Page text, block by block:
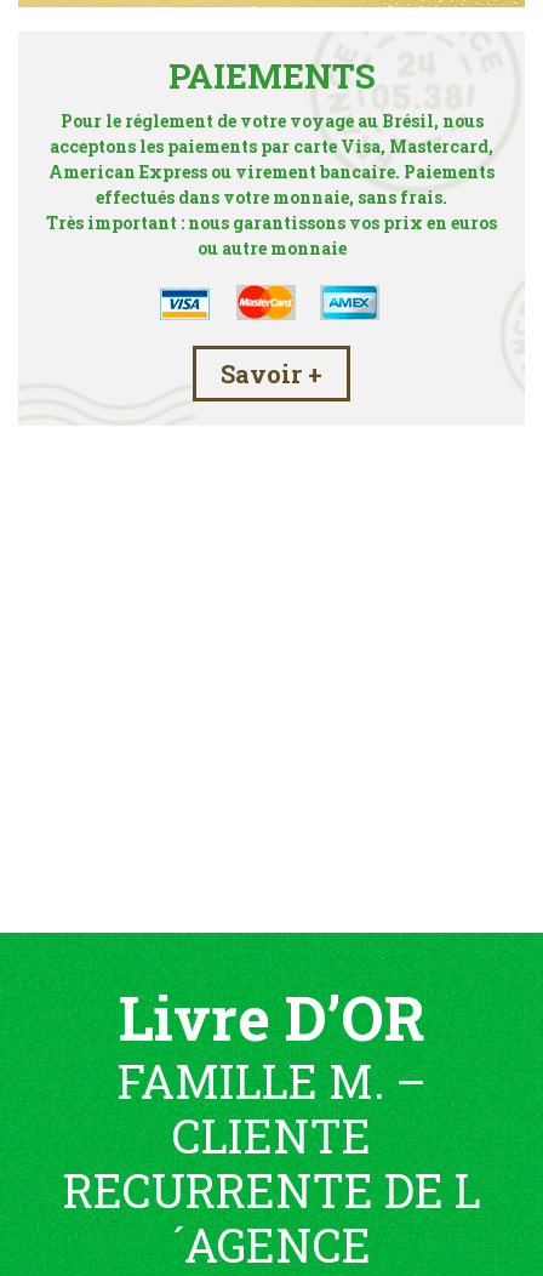
PAIEMENTS
Pour le réglement de votre voyage au Brésil, nous
acceptons les paiements par carte Visa, Mastercard,
American Express ou virement bancaire. Paiements
effectués dans votre monnaie, sans frais.
Très important : nous garantissons vos prix en euros
ou autre monnaie
Savoir +
Livre D’OR
FAMILLE M. –
CLIENTE
RECURRENTE DE L
´AGENCE